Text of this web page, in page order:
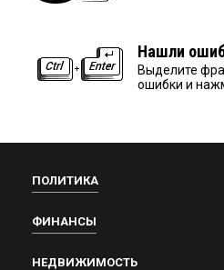
Нашли
Выделите
ошибки и
ПОЛИТИКА
ФИНАНСЫ
НЕДВИЖИМОСТЬ